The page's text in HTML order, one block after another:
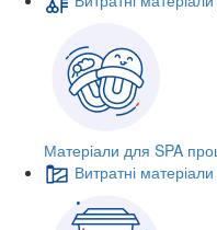
Матеріали для SPA
Витратні